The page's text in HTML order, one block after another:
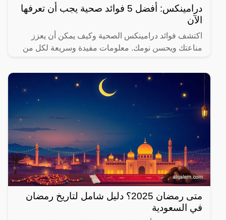
درامينكس: أفضل 5 فوائد صحية يجب أن تعرفها
الآن
اكتشف فوائد درامينكس الصحية وكيف يمكن أن يعزز
مناعتك ويحسن نومك. معلومات مفيدة وسريعة لكل من
متى رمضان 2025؟ دليل شامل لتاريخ رمضان
في السعودية